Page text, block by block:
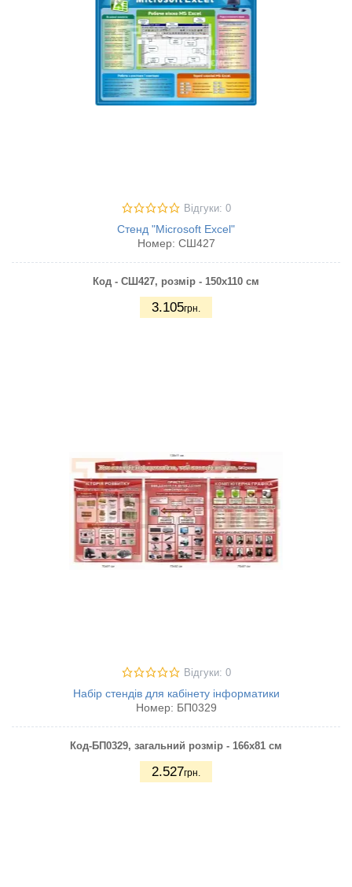
Відгуки: 0
Стенд "Microsoft Excel"
Номер: СШ427
Код - СШ427, розмір - 150х110 см
3.105грн.
Відгуки: 0
Набір стендів для кабінету інформатики
Номер: БП0329
Код-БП0329, загальний розмір - 166х81 см
2.527грн.